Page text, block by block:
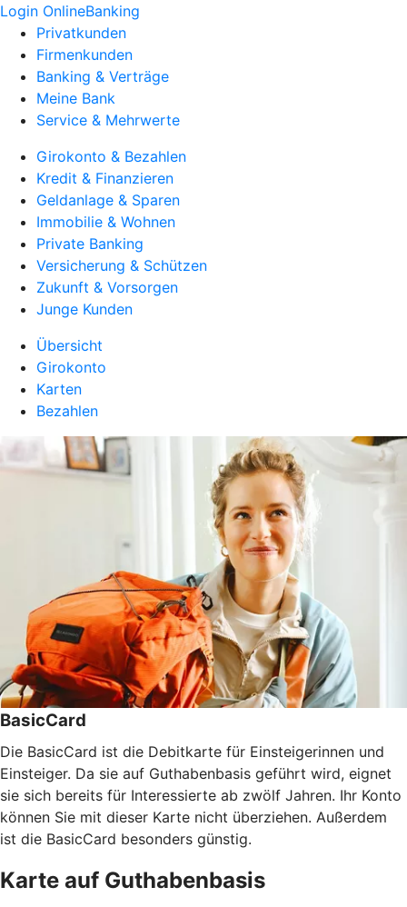
Login OnlineBanking
Privatkunden
Firmenkunden
Banking & Verträge
Meine Bank
Service & Mehrwerte
Girokonto & Bezahlen
Kredit & Finanzieren
Geldanlage & Sparen
Immobilie & Wohnen
Private Banking
Versicherung & Schützen
Zukunft & Vorsorgen
Junge Kunden
Übersicht
Girokonto
Karten
Bezahlen
BasicCard
Die BasicCard ist die Debitkarte für Einsteigerinnen und
Einsteiger. Da sie auf Guthabenbasis geführt wird, eignet
sie sich bereits für Interessierte ab zwölf Jahren. Ihr Konto
können Sie mit dieser Karte nicht überziehen. Außerdem
ist die BasicCard besonders günstig.
Karte auf Guthabenbasis